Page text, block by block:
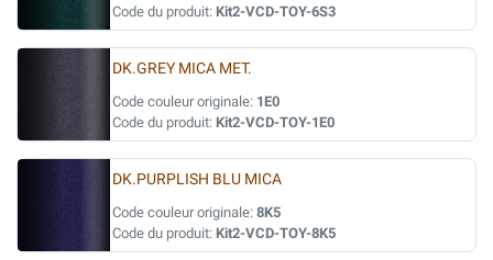
Code du produit: Kit2-VCD-TOY-6S3
DK.GREY MICA MET.
Code couleur originale: 1E0
Code du produit: Kit2-VCD-TOY-1E0
DK.PURPLISH BLU MICA
Code couleur originale: 8K5
Code du produit: Kit2-VCD-TOY-8K5